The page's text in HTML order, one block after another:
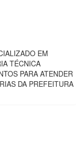
EM
TÉCNICA
PARA ATENDER
DA PREFEITURA